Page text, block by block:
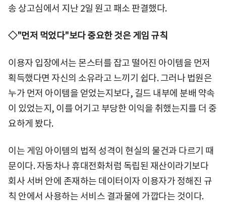
송 상고심에서 지난 2일 원고 패소 판결했다.
◇"먼저 먹었다"보다 중요한 것은 게임 규칙
이용자 입장에서는 몬스터를 잡고 떨어진 아이템을 먼저
획득했다면 자신의 소유라고 느끼기 쉽다. 그러나 법원은
누가 먼저 아이템을 얻었는지보다, 길드 내부에 분배 약속
이 있었는지, 이를 어기고 부당한 이익을 취했는지를 더 중
요하게 봤다.
이는 게임 아이템의 법적 성격이 현실의 물건과 다르기 때
문이다. 자동차나 휴대전화처럼 독립된 재산이라기보다
회사 서버 안에 존재하는 데이터이자 이용자가 정해진 규
칙 안에서 사용하는 서비스 결과물에 가깝다는 것이다.